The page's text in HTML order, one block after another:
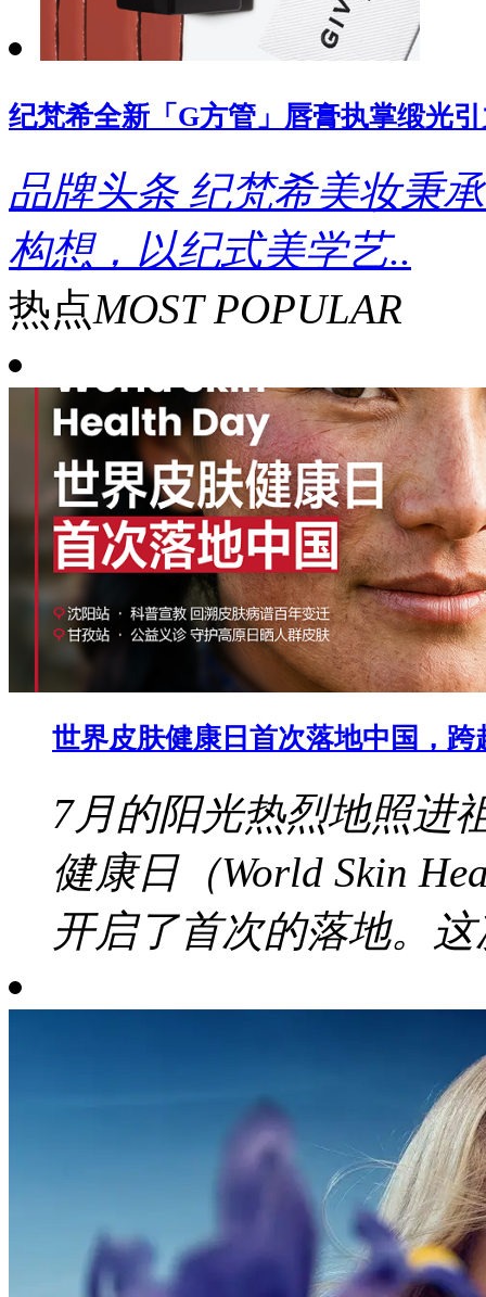
纪梵希全新「G方管」唇膏执掌缎光
品牌头条 纪梵希美妆秉
构想，以纪式美学艺..
热点MOST POPULAR
世界皮肤健康日首次落地中国，
7月的阳光热烈地照进
健康日（World Skin
开启了首次的落地。这